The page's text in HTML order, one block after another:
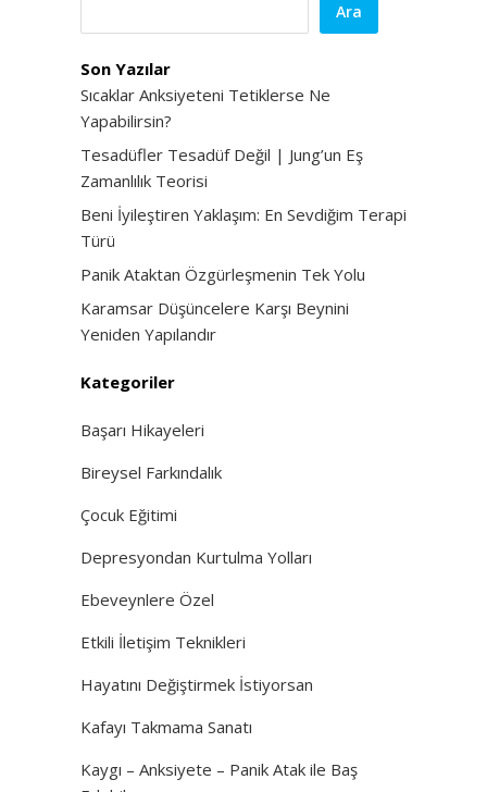
Ara
Son Yazılar
Sıcaklar Anksiyeteni Tetiklerse Ne
Yapabilirsin?
Tesadüfler Tesadüf Değil | Jung’un Eş
Zamanlılık Teorisi
Beni İyileştiren Yaklaşım: En Sevdiğim Terapi
Türü
Panik Ataktan Özgürleşmenin Tek Yolu
Karamsar Düşüncelere Karşı Beynini
Yeniden Yapılandır
Kategoriler
Başarı Hikayeleri
Bireysel Farkındalık
Çocuk Eğitimi
Depresyondan Kurtulma Yolları
Ebeveynlere Özel
Etkili İletişim Teknikleri
Hayatını Değiştirmek İstiyorsan
Kafayı Takmama Sanatı
Kaygı – Anksiyete – Panik Atak ile Baş